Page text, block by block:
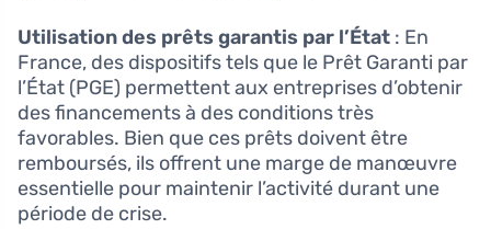
Utilisation des prêts garantis par l’État : En
France, des dispositifs tels que le Prêt Garanti par
l’État (PGE) permettent aux entreprises d’obtenir
des financements à des conditions très
favorables. Bien que ces prêts doivent être
remboursés, ils offrent une marge de manœuvre
essentielle pour maintenir l’activité durant une
période de crise.